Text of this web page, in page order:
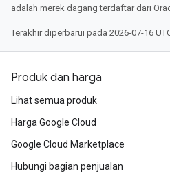
adalah merek dagang terdaftar dari
Terakhir diperbarui pada 2026-07-16
Produk dan harga
Lihat semua produk
Harga Google Cloud
Google Cloud Marketplace
Hubungi bagian penjualan